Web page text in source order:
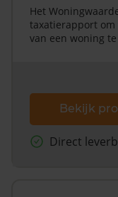
Het
taxatierapport
van een woning
Bekijk
Direct